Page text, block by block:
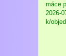
máce
2026-
k/